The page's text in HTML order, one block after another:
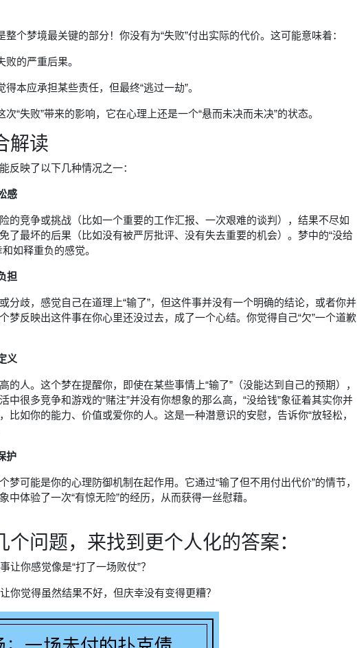
整个梦境最关键的部分！你没有为“失败”付出实际的代价。这可能意味着：
的严重后果。
本应承担某些责任，但最终“逃过一劫”。
“失败”带来的影响，它在心理上还是一个“悬而未决而未决”的状态。
解读
反映了以下几种情况之一：
感
的竞争或挑战（比如一个重要的工作汇报、一次艰难的谈判），结果不尽如
了最坏的后果（比如没有被严厉批评、没有失去重要的机会）。梦中的“没给
如释重负的感觉。
担
分歧，感觉自己在道理上“输了”，但这件事并没有一个明确的结论，或者你并
梦反映出这件事在你心里还没过去，成了一个心结。你觉得自己“欠”一个道歉
义
的人。这个梦在提醒你，即使在某些事情上“输了”（没能达到自己的预期），
中很多竞争和游戏的“赌注”并没有你想象的那么高，“没给钱”象征着其实你并
比如你的能力、价值或爱你的人。这是一种潜意识的安慰，告诉你“放轻松，
护
梦可能是你的心理防御机制在起作用。它通过“输了但不用付出代价”的情节，
中体验了一次“有惊无险”的经历，从而获得一丝慰藉。
个问题，来找到更个人化的答案：
让你感觉像是“打了一场败仗”？
你觉得虽然结果不好，但庆幸没有变得更糟？